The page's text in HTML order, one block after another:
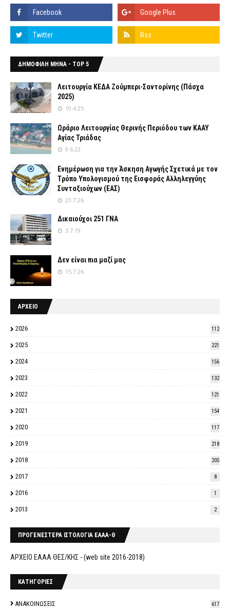
ΔΗΜΟΦΙΛΗ ΜΗΝΑ - TOP 5
Λειτουργία ΚΕΔΑ Ζούμπερι-Σαντορίνης (Πάσχα
2025)
10.4.25
Ωράριο Λειτουργίας Θερινής Περιόδου των ΚΑΑΥ
Αγίας Τριάδας
9.6.23
Ενημέρωση για την Άσκηση Αγωγής Σχετικά με τον
Tρόπο Yπολογισμού της Εισφοράς Αλληλεγγύης
Συνταξιούχων (ΕΑΣ)
23.7.26
Δικαιούχοι 251 ΓΝΑ
3.7.19
Δεν είναι πια μαζί μας
15.7.26
ΑΡΧΕΙΟ
2026 112
2025 221
2024 156
2023 132
2022 121
2021 154
2020 117
2019 218
2018 205
2017 8
2016 1
2013 2
ΠΡΟΓΕΝΕΣΤΕΡΑ ΙΣΤΟΛΟΓΙΑ ΕΑΑΑ-Θ
ΑΡΧΕΙΟ ΕΑΑΑ ΘΕΣ/ΚΗΣ - (web site 2016-2018)
ΚΑΤΗΓΟΡΙΕΣ
ΑΝΑΚΟΙΝΩΣΕΙΣ 617